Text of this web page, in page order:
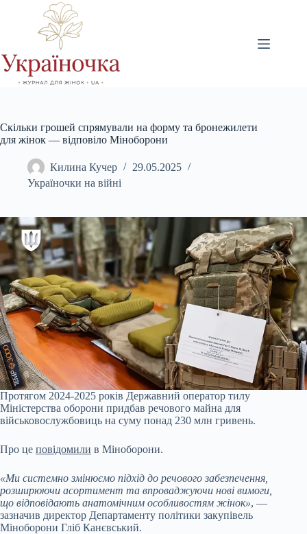
Скільки грошей спрямували на форму та бронежилети
для жінок — відповіло Міноборони
Килина Кучер
29.05.2025
Україночки на війні
Протягом 2024-2025 років Державний оператор тилу
Міністерства оборони придбав речового майна для
військовослужбовиць на суму понад 230 млн гривень.
Про це повідомили в Міноборони.
«Ми системно змінюємо підхід до речового забезпечення,
розширюючи асортимент та впроваджуючи нові вимоги,
що відповідають анатомічним особливостям жінок», —
зазначив директор Департаменту політики закупівель
Міноборони Гліб Канєвський.